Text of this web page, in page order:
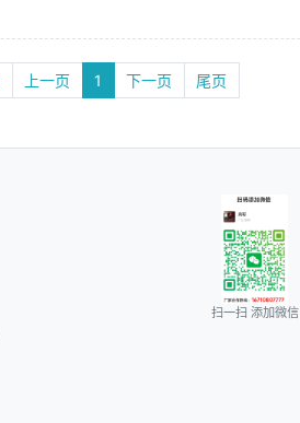
上一页 1 下一页 尾页
扫一扫 添加微信